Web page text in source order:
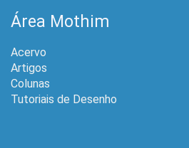
Área Mothim
Acervo
Artigos
Colunas
Tutoriais de Desenho